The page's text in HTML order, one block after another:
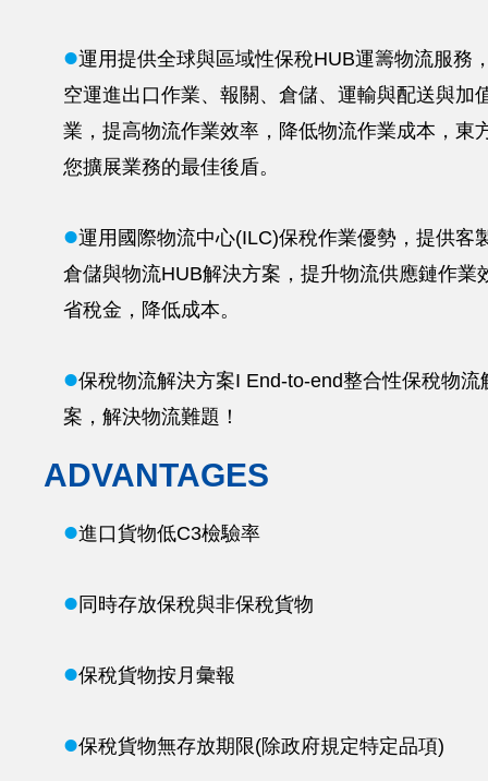
l運用提供全球與區域性保稅HUB運籌物流服務
空運進出口作業、報關、倉儲、運輸與配送與加
業，提高物流作業效率，降低物流作業成本，東
您擴展業務的最佳後盾。
l運用國際物流中心(ILC)保稅作業優勢，提供客
倉儲與物流HUB解決方案，提升物流供應鏈作業
省稅金，降低成本。
l保稅物流解決方案I End-to-end整合性保稅物流
案，解決物流難題！
ADVANTAGES
l進口貨物低C3檢驗率
l 同時存放保稅與非保稅貨物
l保稅貨物按月彙報
l保稅貨物無存放期限(除政府規定特定品項)